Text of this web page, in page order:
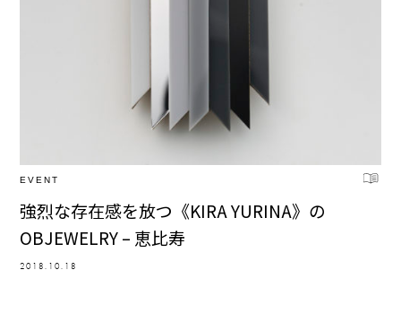
EVENT
強烈な存在感を放つ《KIRA YURINA》の
OBJEWELRY – 恵比寿
2018.10.18